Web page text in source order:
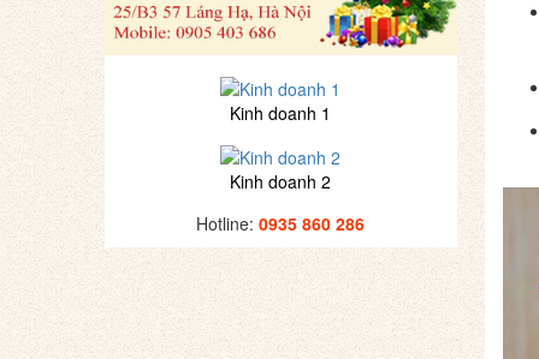
Kinh doanh 1
Kinh doanh 2
Hotline:0935 860 286